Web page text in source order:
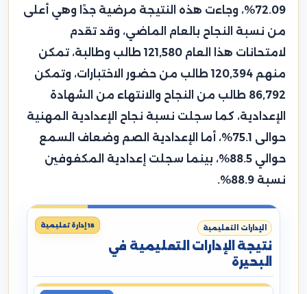
72.09%، وجاءت هذه النتيجة مرضية جدًا وهي أعلى
من نسبة النجاح بالعام الماضي، وقد تقدم
لامتحانات هذا العام 121,580 طالب وطالبة، تمكن
منهم 120,394 طالب من حضور الاختبارات، وتمكن
86,792 طالب من النجاح والانتهاء من الشهادة
الإعدادية، كما سجلت نسبة نجاح الإعدادية المهنية
حوالى 75.1%، أما الإعدادية الصم وضعاف السمع
حوالي 88.5%، بينما سجلت إعدادية المكفوفين
نسبة 88.9%.
الإدارات التعليمية
نتيجة الإدارات التعليمية في
البحيرة
18 إدارة تعليمية